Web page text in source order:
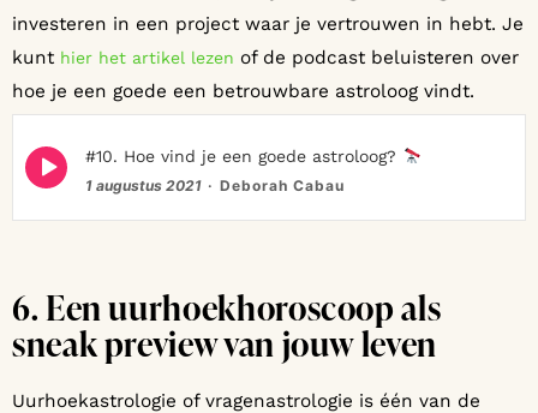
investeren in een project waar je vertrouwen in hebt. Je
kunt hier het artikel lezen of de podcast beluisteren over
hoe je een goede een betrouwbare astroloog vindt.
Episode
play
#10. Hoe vind je een goede astroloog?
1 augustus 2021 Deborah Cabau
6. Een uurhoekhoroscoop als
sneak preview van jouw leven
Uurhoekastrologie of vragenastrologie is één van de